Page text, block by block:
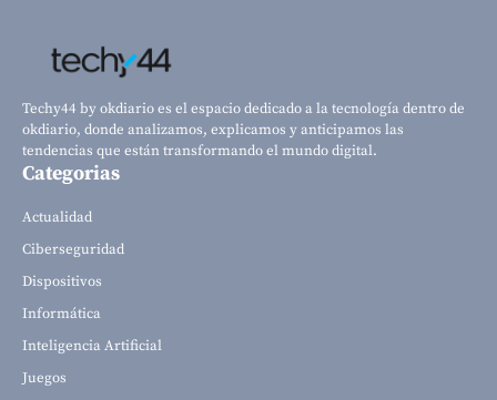
Techy44 by okdiario es el espacio dedicado a la tecnología dentro de
okdiario, donde analizamos, explicamos y anticipamos las
tendencias que están transformando el mundo digital.
Categorias
Actualidad
Ciberseguridad
Dispositivos
Informática
Inteligencia Artificial
Juegos